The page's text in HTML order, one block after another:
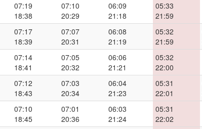
07:19
18:38
07:10
20:29
06:09
21:18
05:33
21:59
07:17
18:39
07:07
20:31
06:08
21:19
05:32
21:59
07:14
18:41
07:05
20:32
06:06
21:21
05:32
22:00
07:12
18:43
07:03
20:34
06:04
21:23
05:31
22:01
07:10
18:45
07:01
20:36
06:03
21:24
05:31
22:02